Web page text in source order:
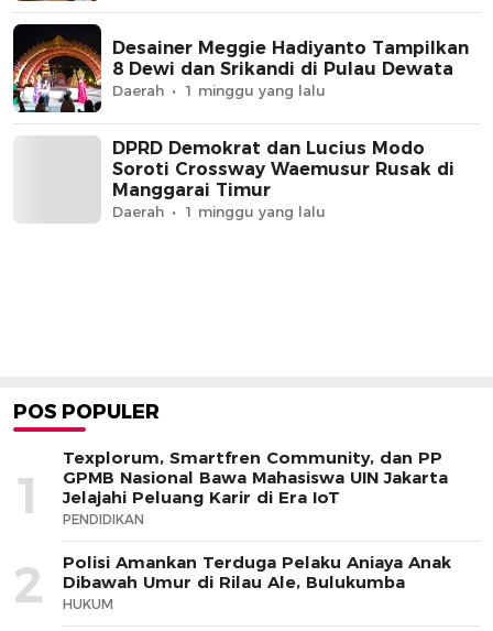
Desainer Meggie Hadiyanto Tampilkan
8 Dewi dan Srikandi di Pulau Dewata
Daerah 1 minggu yang lalu
DPRD Demokrat dan Lucius Modo
Soroti Crossway Waemusur Rusak di
Manggarai Timur
Daerah 1 minggu yang lalu
POS POPULER
1
Texplorum, Smartfren Community, dan PP
GPMB Nasional Bawa Mahasiswa UIN Jakarta
Jelajahi Peluang Karir di Era IoT
PENDIDIKAN
2
Polisi Amankan Terduga Pelaku Aniaya Anak
Dibawah Umur di Rilau Ale, Bulukumba
HUKUM